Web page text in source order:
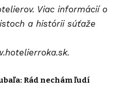
Viac informácií o
a histórii súťaže
.
Rád nechám ľudí